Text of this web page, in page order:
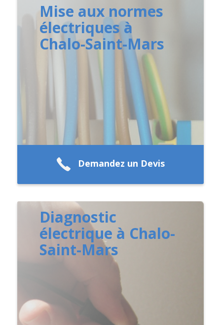
Mise aux normes
électriques à
Chalo-Saint-Mars
Demandez un Devis
Diagnostic
électrique à Chalo-
Saint-Mars